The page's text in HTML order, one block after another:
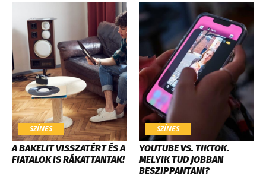
SZÍNES
A BAKELIT VISSZATÉRT ÉS A
FIATALOK IS RÁKATTANTAK!
SZÍNES
YOUTUBE VS. TIKTOK.
MELYIK TUD JOBBAN
BESZIPPANTANI?